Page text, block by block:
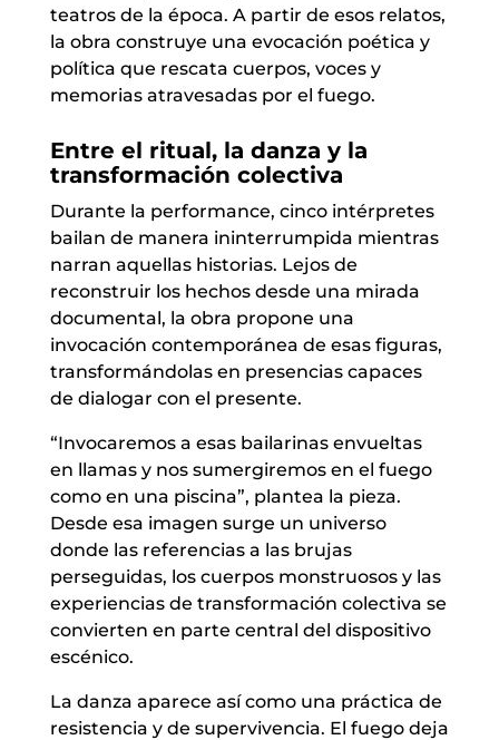
teatros de la época. A partir de esos relatos,
la obra construye una evocación poética y
política que rescata cuerpos, voces y
memorias atravesadas por el fuego.
Entre el ritual, la danza y la
transformación colectiva
Durante la performance, cinco intérpretes
bailan de manera ininterrumpida mientras
narran aquellas historias. Lejos de
reconstruir los hechos desde una mirada
documental, la obra propone una
invocación contemporánea de esas figuras,
transformándolas en presencias capaces
de dialogar con el presente.
“Invocaremos a esas bailarinas envueltas
en llamas y nos sumergiremos en el fuego
como en una piscina”, plantea la pieza.
Desde esa imagen surge un universo
donde las referencias a las brujas
perseguidas, los cuerpos monstruosos y las
experiencias de transformación colectiva se
convierten en parte central del dispositivo
escénico.
La danza aparece así como una práctica de
resistencia y de supervivencia. El fuego deja